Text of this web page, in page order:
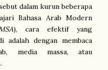
dalam kurun beberapa
Bahasa Arab Modern
), cara efektif yang
adalah dengan membaca
media massa, atau